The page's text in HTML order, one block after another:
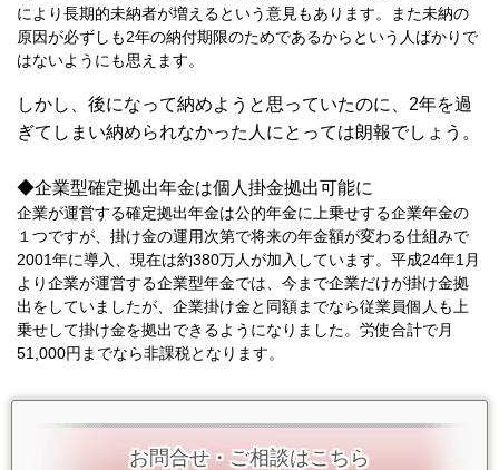
により長期的未納者が増えるという意見もあります。ま た未納の
原因が必ずしも2年の納付期限のためであるからという人ばかりで
はないようにも思えます。
しかし、後になって納めようと思っていたのに、2年を過
ぎてしまい納められなかった人にとっては朗報でしょう。
◆企業型確定拠出年金は個人掛金拠出可能に
企業が運営する確定拠出年金は公的年金に上乗せする企業年金の
１つですが、掛け金の運用次第で将来の年金額が変わる仕組みで
2001年に導入、現在は約380万人が加入しています。平成24年1月
より企業が運営する企業型年金では、今まで企業だけが掛け金拠
出をしていましたが、企業掛け金と同額までなら従業員個人も上
乗せして掛け金を拠出できるようになりました。労使合計で月
51,000円までなら非課税となります。
お問合せ・ご相談はこちら